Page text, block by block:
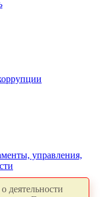
управления,
деятельности